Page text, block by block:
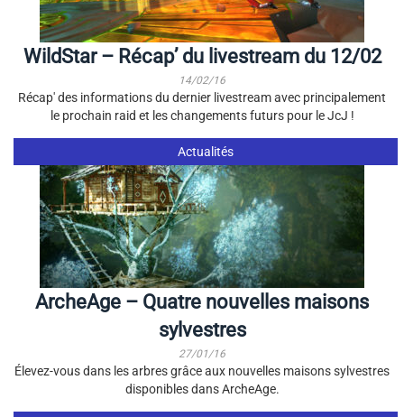
WildStar – Récap’ du livestream du 12/02
14/02/16
Récap' des informations du dernier livestream avec principalement
le prochain raid et les changements futurs pour le JcJ !
Actualités
ArcheAge – Quatre nouvelles maisons
sylvestres
27/01/16
Élevez-vous dans les arbres grâce aux nouvelles maisons sylvestres
disponibles dans ArcheAge.